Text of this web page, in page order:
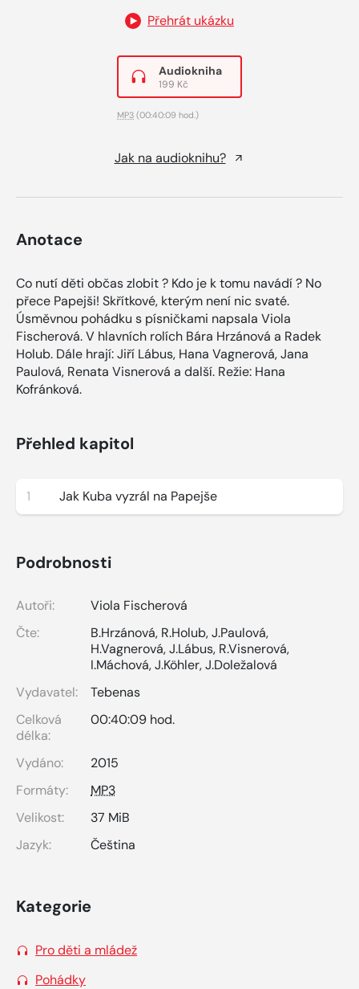
Přehrát ukázku
Audiokniha
199 Kč
MP3 (00:40:09 hod.)
Jak na audioknihu?
Anotace
Co nutí děti občas zlobit ? Kdo je k tomu navádí ? No
přece Papejši! Skřítkové, kterým není nic svaté.
Úsměvnou pohádku s písničkami napsala Viola
Fischerová. V hlavních rolích Bára Hrzánová a Radek
Holub. Dále hrají: Jiří Lábus, Hana Vagnerová, Jana
Paulová, Renata Visnerová a další. Režie: Hana
Kofránková.
Přehled kapitol
1 Jak Kuba vyzrál na Papejše
Podrobnosti
Autoři:
Viola Fischerová
Čte:
B.Hrzánová, R.Holub,J.Paulová,
H.Vagnerová,J.Lábus, R.Visnerová,
I.Máchová,J.Köhler,J.Doležalová
Vydavatel:
Tebenas
Celková
délka:
00:40:09 hod.
Vydáno:
2015
Formáty:
MP3
Velikost:
37 MiB
Jazyk:
Čeština
Kategorie
Pro děti a mládež
Pohádky